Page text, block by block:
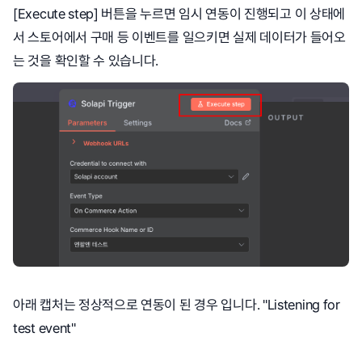
[Execute step] 버튼을 누르면 임시 연동이 진행되고 이 상태에
서 스토어에서 구매 등 이벤트를 일으키면 실제 데이터가 들어오
는 것을 확인할 수 있습니다.
아래 캡처는 정상적으로 연동이 된 경우 입니다. "Listening for
test event"